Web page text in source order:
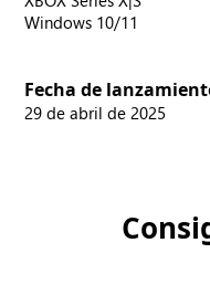
Windows 10/11
Fecha de
29 de abril de 2025